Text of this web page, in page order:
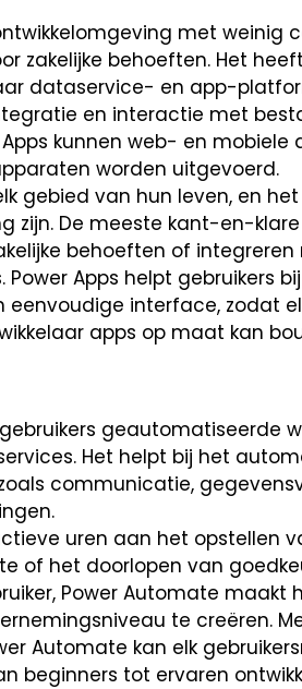
met weinig
zakelijke behoeften. Het
dataservice- en app-
en interactie met
kunnen web- en mobiele
worden uitgevoerd.
gebied van hun leven, en
zijn. De meeste kant-en-
behoeften of
Power Apps helpt gebruikers
interface, zodat
apps op maat kan
geautomatiseerde
Het helpt bij het
communicatie,
uren aan het opstellen
of het doorlopen van
Power Automate maakt
te creëren.
Automate kan elk
beginners tot ervaren